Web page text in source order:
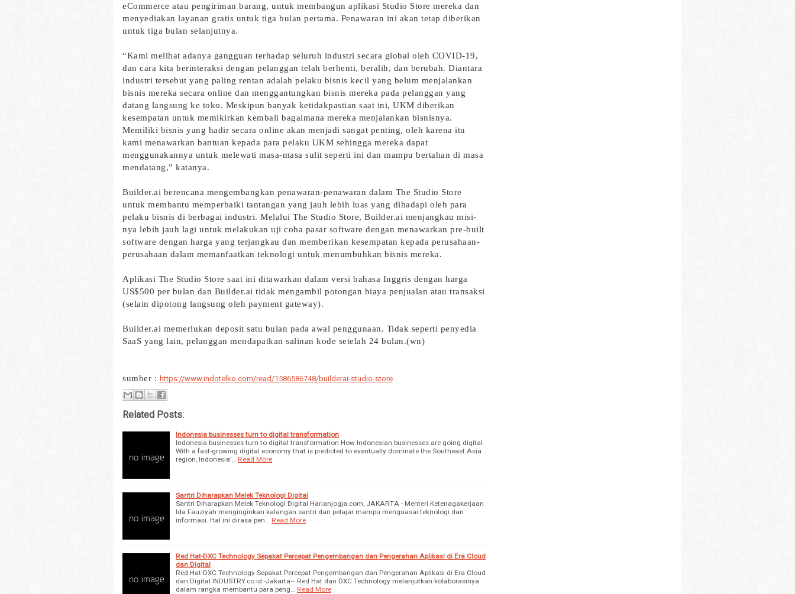
eCommerce atau pengiriman barang, untuk membangun aplikasi Studio Store mereka dan
menyediakan layanan gratis untuk tiga bulan pertama. Penawaran ini akan tetap diberikan
untuk tiga bulan selanjutnya.
“Kami melihat adanya gangguan terhadap seluruh industri secara global oleh COVID-19,
dan cara kita berinteraksi dengan pelanggan telah berhenti, beralih, dan berubah. Diantara
industri tersebut yang paling rentan adalah pelaku bisnis kecil yang belum menjalankan
bisnis mereka secara online dan menggantungkan bisnis mereka pada pelanggan yang
datang langsung ke toko. Meskipun banyak ketidakpastian saat ini, UKM diberikan
kesempatan untuk memikirkan kembali bagaimana mereka menjalankan bisnisnya.
Memiliki bisnis yang hadir secara online akan menjadi sangat penting, oleh karena itu
kami menawarkan bantuan kepada para pelaku UKM sehingga mereka dapat
menggunakannya untuk melewati masa-masa sulit seperti ini dan mampu bertahan di masa
mendatang,” katanya.
Builder.ai berencana mengembangkan penawaran-penawaran dalam The Studio Store
untuk membantu memperbaiki tantangan yang jauh lebih luas yang dihadapi oleh para
pelaku bisnis di berbagai industri. Melalui The Studio Store, Builder.ai menjangkau misi-
nya lebih jauh lagi untuk melakukan uji coba pasar software dengan menawarkan pre-built
software dengan harga yang terjangkau dan memberikan kesempatan kepada perusahaan-
perusahaan dalam memanfaatkan teknologi untuk menumbuhkan bisnis mereka.
Aplikasi The Studio Store saat ini ditawarkan dalam versi bahasa Inggris dengan harga
US$500 per bulan dan Builder.ai tidak mengambil potongan biaya penjualan atau transaksi
(selain dipotong langsung oleh payment gateway).
Builder.ai memerlukan deposit satu bulan pada awal penggunaan. Tidak seperti penyedia
SaaS yang lain, pelanggan mendapatkan salinan kode setelah 24 bulan.(wn)
sumber : https://www.indotelko.com/read/1586586748/builderai-studio-store
Related Posts:
Indonesia businesses turn to digital transformation
Indonesia businesses turn to digital transformation How Indonesian businesses are going digital
With a fast-growing digital economy that is predicted to eventually dominate the Southeast Asia
region, Indonesia’…
Read More
Santri Diharapkan Melek Teknologi Digital
Santri Diharapkan Melek Teknologi Digital Harianjogja.com, JAKARTA - Menteri Ketenagakerjaan
Ida Fauziyah menginginkan kalangan santri dan pelajar mampu menguasai teknologi dan
informasi. Hal ini dirasa pen…
Read More
Red Hat-DXC Technology Sepakat Percepat Pengembangan dan Pengerahan Aplikasi di Era Cloud
dan Digital
Red Hat-DXC Technology Sepakat Percepat Pengembangan dan Pengerahan Aplikasi di Era Cloud
dan Digital INDUSTRY.co.id -Jakarta– Red Hat dan DXC Technology melanjutkan kolaborasinya
dalam rangka membantu para peng…
Read More